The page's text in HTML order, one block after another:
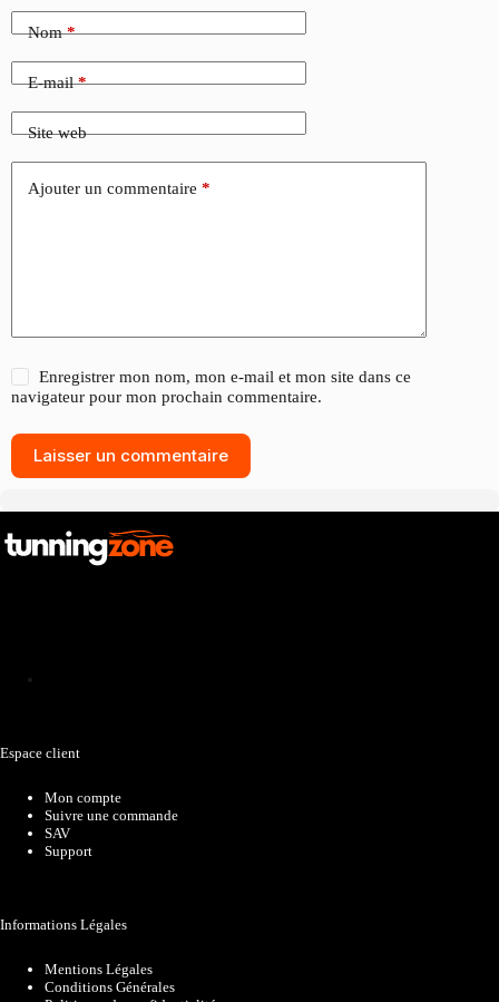
Nom*
E-mail*
Site web
Ajouter un commentaire *
Enregistrer mon nom, mon e-mail et mon site dans ce
navigateur pour mon prochain commentaire.
Laisser un commentaire
Espace client
Mon compte
Suivre une commande
SAV
Support
Informations Légales
Mentions Légales
Conditions Générales